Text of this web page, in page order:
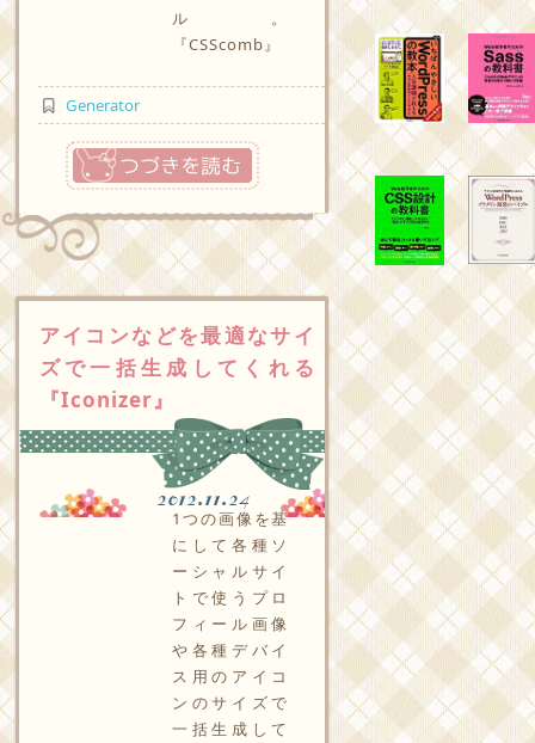
ル。
『CSScomb』
Generator
つづきを読む
アイコンなどを最適なサイ
ズで一括生成してくれる
『Iconizer』
2012.11.24
1つの画像を基
にして各種ソ
ーシャルサイ
トで使うプロ
フィール画像
や各種デバイ
ス用のアイコ
ンのサイズで
一括生成して